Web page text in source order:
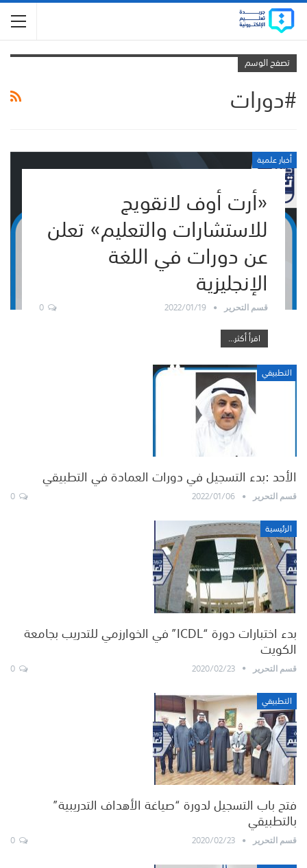
تصفح الوسم
#دورات
أخبار علمية
«أرت أوف لانقويج
للاستشارات والتعليم» تعلن
عن دورات في اللغة
الإنجليزية
قسم التحرير 2022/01/19
0
اقرأ أكثر...
التطبيقي
الأحد :بدء التسجيل في دورات العمادة في التطبيقي
قسم التحرير 2022/01/06
الرئيسية
بدء اختبارات دورة “ICDL” في الخوارزمي للتدريب بجامعة
الكويت
قسم التحرير 2020/02/23
التطبيقي
فتح باب التسجيل لدورة “صياغة الأهداف التدريبية”
بالتطبيقي
قسم التحرير 2020/02/23